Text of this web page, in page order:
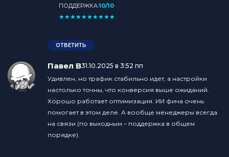
ПОДДЕРЖКА:10/10
★★★★★★★★★★
ОТВЕТИТЬ
Павел В:31.10.2025 в 3:52 пп
Удивлен, но трафик стабильно идет, а настройки
настолько точны, что конверсия выше ожиданий.
Хорошо работает оптимизация. ИИ фича очень
помогает в этом деле. А вообще менеджеры всегда
на связи (по выходным – поддержка в общем
порядке).